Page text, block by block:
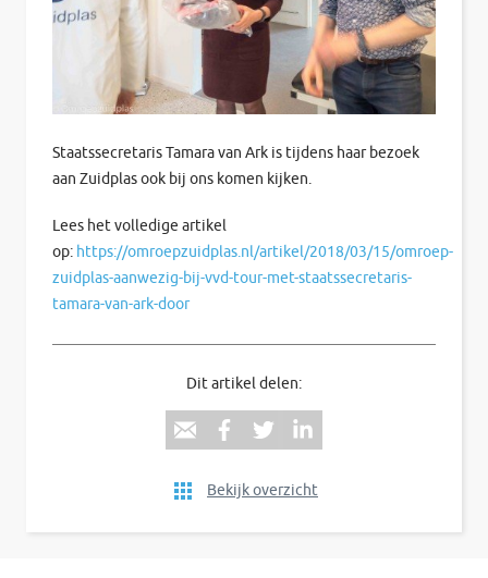
Staatssecretaris Tamara van Ark is tijdens haar bezoek
aan Zuidplas ook bij ons komen kijken.
Lees het volledige artikel
op: https://omroepzuidplas.nl/artikel/2018/03/15/omroep-
zuidplas-aanwezig-bij-vvd-tour-met-staatssecretaris-
tamara-van-ark-door
Dit artikel delen:
Bekijk overzicht